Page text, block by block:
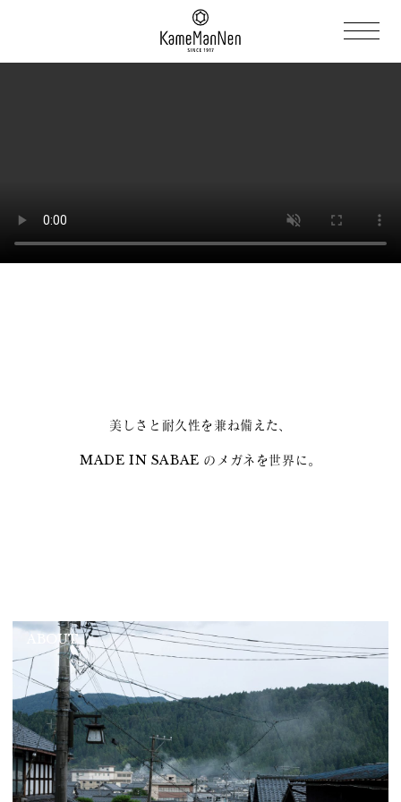
美しさと耐久性を兼ね備えた、
MADE IN SABAE のメガネを世界に。
ABOUT